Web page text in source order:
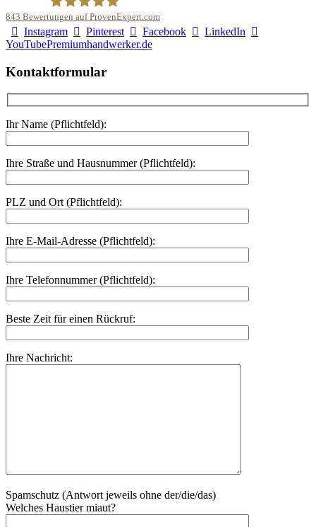
Malerfachbetrieb HEYSE GmbH & Co.KG
843 Bewertungen auf ProvenExpert.com
Instagram Pinterest Facebook
LinkedIn
YouTubePremiumhandwerker.de
Kontaktformular
Ihr Name (Pflichtfeld):
Ihre Straße und Hausnummer (Pflichtfeld):
PLZ und Ort (Pflichtfeld):
Ihre E-Mail-Adresse (Pflichtfeld):
Ihre Telefonnummer (Pflichtfeld):
Beste Zeit für einen Rückruf:
Ihre Nachricht:
Spamschutz (Antwort jeweils ohne der/die/das)
Welches Haustier miaut?